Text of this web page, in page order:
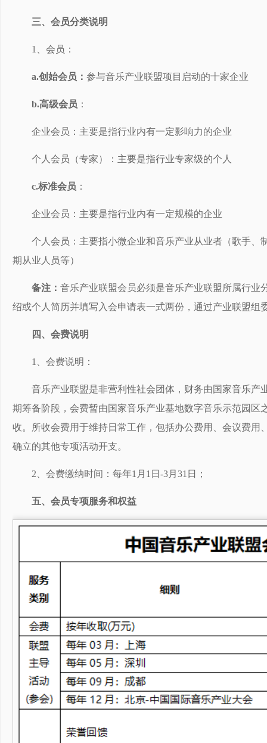
三、会员分类说明
1、会员：
a.创始会员： 参与音乐产业联盟项目启动的十家企业
b.高级会员 ：
企业会员：主要是指行业内有一定影响力的企业
个人会员（专家）：主要是指行业专家级的个人
c.标准会员 ：
企业会员：主要是指行业内有一定规模的企业
个人会员：主要指小微企业和音乐产业从业者（歌手、
期从业人员等）
备注： 音乐产业联盟会员必须是音乐产业联盟所属行业
绍或个人简历并填写入会申请表一式两份，通过产业联盟组
四、会费说明
1、会费说明：
音乐产业联盟是非营利性社会团体，财务由国家音乐产
期筹备阶段，会费暂由国家音乐产业基地数字音乐示范园区
收。所收会费用于维持日常工作，包括办公费用、会议费用
确立的其他专项活动开支。
2、会费缴纳时间：每年1月1日-3月31日；
五、会员专项服务和权益